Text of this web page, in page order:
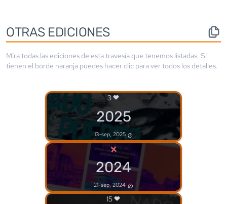
OTRAS EDICIONES
Mira todas las ediciones de esta travesía que tenemos listadas. Si
tienen el borde naranja puedes hacer clic para ver todos los detalles.
3
2025
13-sep, 2025
×
2024
21-sep, 2024
15